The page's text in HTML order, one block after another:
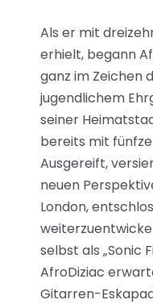
Als er mit
erhielt, begann
ganz im Zeichen
jugendlichem
seiner
bereits mit
Ausgereift,
neuen
London,
selbst als „Sonic
AfroDiziac
Gitarren-